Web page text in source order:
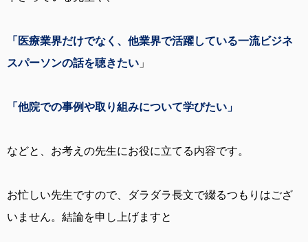
「医療業界だけでなく、他業界で活躍している一流ビジネ
スパーソンの話を聴きたい 」
「他院での事例や取り組みについて学びたい」
などと、お考えの先生にお役に立てる内容です。
お忙しい先生ですので、ダラダラ長文で綴るつもりはござ
いません。結論を申し上げますと